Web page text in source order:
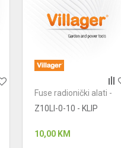
Fuse radionički alati -
Z10LI-0-10 - KLIP
10,00 KM